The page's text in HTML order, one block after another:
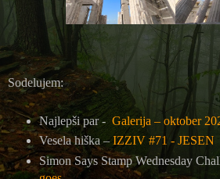
Sodelujem:
Najlepši par - Galerija – oktober
Vesela hiška –IZZIV #71 - JESEN
Simon Says Stamp Wednesday